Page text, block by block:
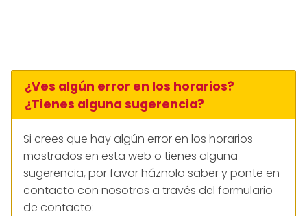
¿Ves algún error en los horarios?
¿Tienes alguna sugerencia?
Si crees que hay algún error en los horarios
mostrados en esta web o tienes alguna
sugerencia, por favor háznolo saber y ponte en
contacto con nosotros a través del formulario
de contacto: